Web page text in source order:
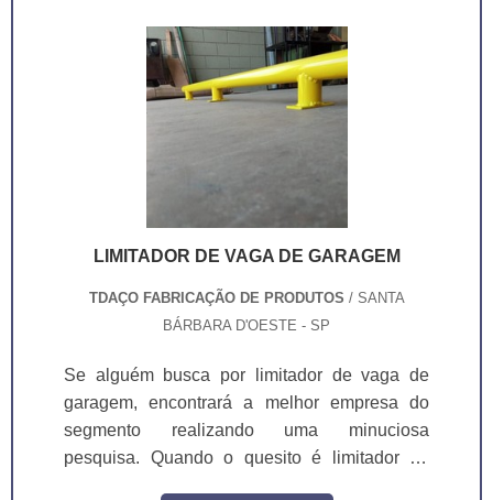
carga, descarga e manobra.
LIMITADOR DE VAGA DE GARAGEM
TDAÇO FABRICAÇÃO DE PRODUTOS / SANTA
BÁRBARA D'OESTE - SP
Se alguém busca por limitador de vaga de
garagem, encontrará a melhor empresa do
segmento realizando uma minuciosa
pesquisa. Quando o quesito é limitador de